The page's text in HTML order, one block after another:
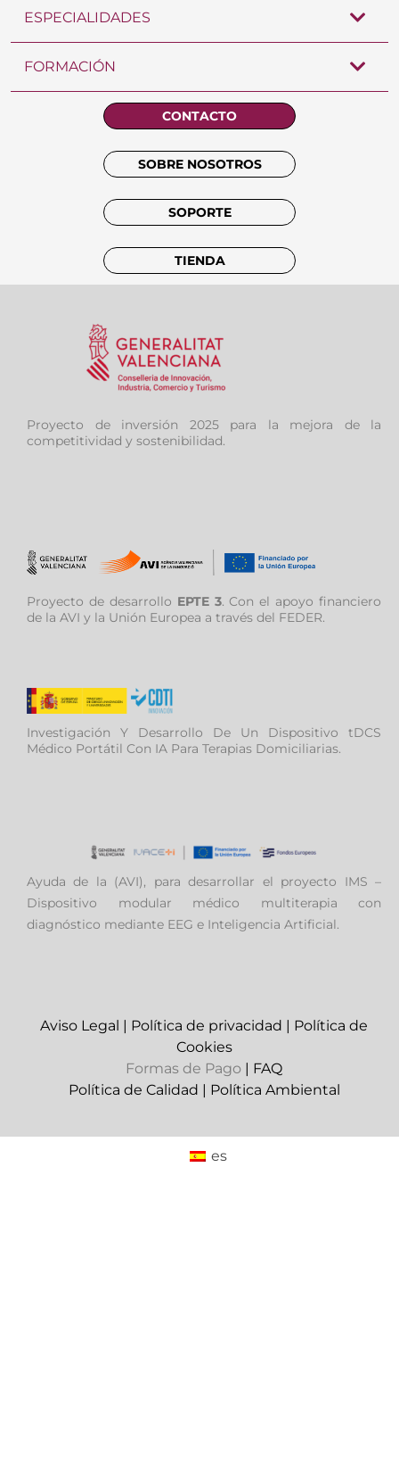
ESPECIALIDADES
FORMACIÓN
CONTACTO
SOBRE NOSOTROS
SOPORTE
TIENDA
Proyecto de inversión 2025 para la mejora de la
competitividad y sostenibilidad.
Proyecto de desarrollo EPTE 3. Con el apoyo financiero
de la AVI y la Unión Europea a través del FEDER.
Investigación Y Desarrollo De Un Dispositivo tDCS
Médico Portátil Con IA Para Terapias Domiciliarias.
Ayuda de la (AVI), para desarrollar el proyecto IMS –
Dispositivo modular médico multiterapia con
diagnóstico mediante EEG e Inteligencia Artificial.
Aviso Legal | Política de privacidad | Política de
Cookies
Formas de Pago | FAQ
Política de Calidad | Política Ambiental
es